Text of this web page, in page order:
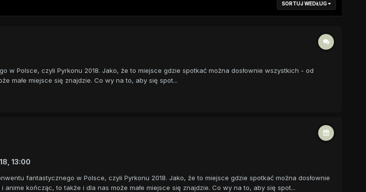
SORTUJ WEDŁUG
w Polsce, czyli Pyrkonu 2018. Jako, że to miejsce gdzie spotkać można dosłownie wszystkich - od
małe miejsce się znajdzie. Co wy na to, aby się spot...
13:00
fantastycznego w Polsce, czyli Pyrkonu 2018. Jako, że to miejsce gdzie spotkać można dosłownie
kończąc, to także i dla nas może małe miejsce się znajdzie. Co wy na to, aby się spot...